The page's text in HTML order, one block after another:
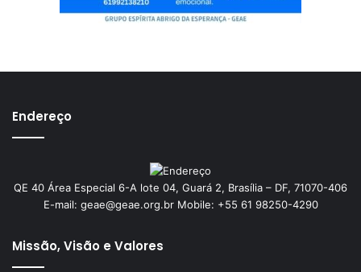
Endereço
QE 40 Área Especial 6-A lote 04, Guará 2, Brasília – DF, 71070-406
E-mail: geae@geae.org.br Mobile: +55 61 98250-4290
Missão, Visão e Valores